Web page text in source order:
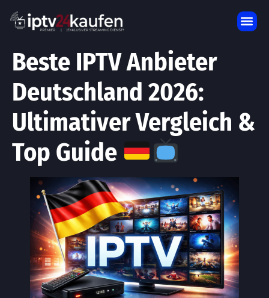
Beste IPTV Anbieter
Deutschland 2026:
Ultimativer Vergleich &
Top Guide